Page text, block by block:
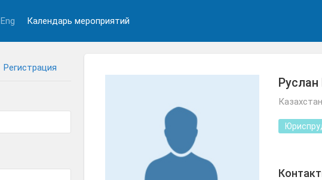
Eng Календарь мероприятий
Регистрация
Казахстан